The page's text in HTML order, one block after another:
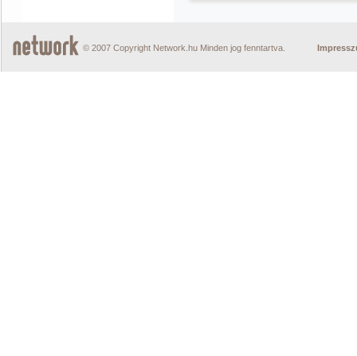
© 2007 Copyright Network.hu Minden jog fenntartva.